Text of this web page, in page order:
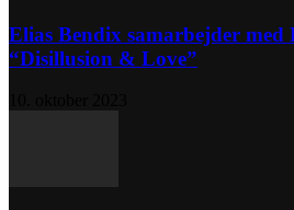
Elias Bendix samarbejder
“Disillusion & Love”